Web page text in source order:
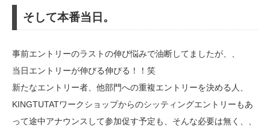
そして本番当日。
事前エントリーのラストの伸び悩みで油断してましたが、、
当日エントリーが伸びる伸びる！！笑
新たなエントリー者、他部門への重複エントリーを決める人、
KINGTUTATワークショップからのシッティングエントリーもあ
って途中アナウンスして参加促す予定も、そんな必要は無く、、